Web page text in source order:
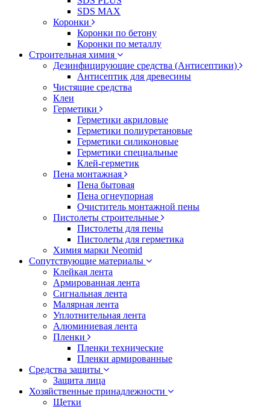
SDS MAX
Коронки
Коронки по бетону
Коронки по металлу
Строительная химия
Дезинфицирующие средства (Антисептики)
Антисептик для древесины
Чистящие средства
Клеи
Герметики
Герметики акриловые
Герметики полиуретановые
Герметики силиконовые
Герметики специальные
Клей-герметик
Пена монтажная
Пена бытовая
Пена огнеупорная
Очиститель монтажной пены
Пистолеты строительные
Пистолеты для пены
Пистолеты для герметика
Химия марки Neomid
Сопутствующие материалы
Клейкая лента
Армированная лента
Сигнальная лента
Малярная лента
Уплотнительная лента
Алюминиевая лента
Пленки
Пленки технические
Пленки армированные
Средства защиты
Защита лица
Хозяйственные принадлежности
Щетки